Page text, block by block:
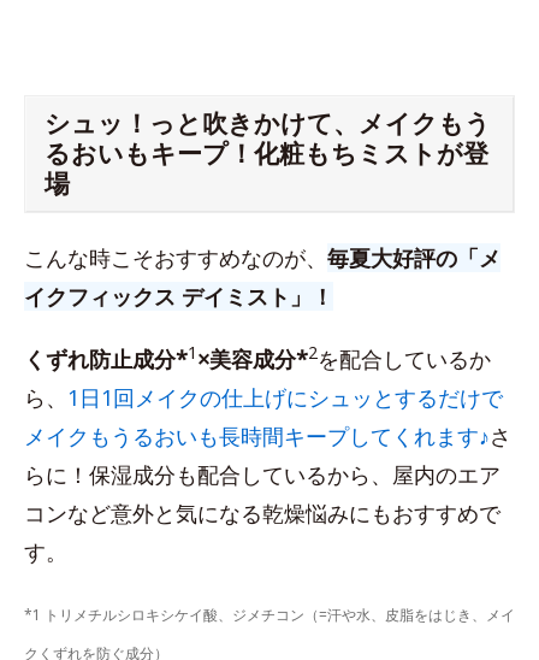
シュッ！っと吹きかけて、メイクもう
るおいもキープ！化粧もちミストが登
場
こんな時こそおすすめなのが、 毎夏大好評の「メ
イクフィックス デイミスト」！
くずれ防止成分*1 ×美容成分*2を配合しているか
ら、 1日1回メイクの仕上げにシュッとするだけで
メイクもうるおいも長時間キープしてくれます♪さ
らに！保湿成分も配合しているから、屋内のエア
コンなど意外と気になる乾燥悩みにもおすすめで
す。
*1 トリメチルシロキシケイ酸、ジメチコン（=汗や水、皮脂をはじき、メイ
クくずれを防ぐ成分）